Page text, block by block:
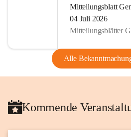
Mitteilungsblatt
04 Juli 2026
Mitteilungsblätter
Alle
Kommende